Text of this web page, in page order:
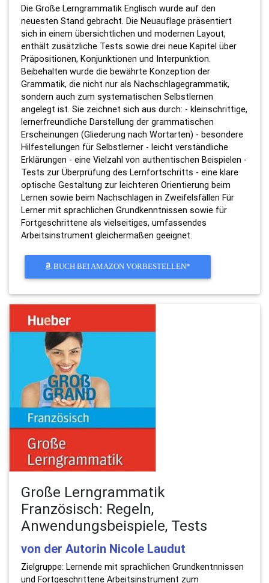
Die Große Lerngrammatik Englisch wurde auf den
neuesten Stand gebracht. Die Neuauflage präsentiert
sich in einem übersichtlichen und modernen Layout,
enthält zusätzliche Tests sowie drei neue Kapitel über
Präpositionen, Konjunktionen und Interpunktion.
Beibehalten wurde die bewährte Konzeption der
Grammatik, die nicht nur als Nachschlagegrammatik,
sondern auch zum systematischen Selbstlernen
angelegt ist. Sie zeichnet sich aus durch: - kleinschrittige,
lernerfreundliche Darstellung der grammatischen
Erscheinungen (Gliederung nach Wortarten) - besondere
Hilfestellungen für Selbstlerner - leicht verständliche
Erklärungen - eine Vielzahl von authentischen Beispielen -
Tests zur Überprüfung des Lernfortschritts - eine klare
optische Gestaltung zur leichteren Orientierung beim
Lernen sowie beim Nachschlagen in Zweifelsfällen Für
Lerner mit sprachlichen Grundkenntnissen sowie für
Fortgeschrittene als vielseitiges, umfassendes
Arbeitsinstrument gleichermaßen geeignet.
BUCH BEI AMAZON VORBESTELLEN*
Große Lerngrammatik
Französisch: Regeln,
Anwendungsbeispiele, Tests
von der Autorin Nicole Laudut
Zielgruppe: Lernende mit sprachlichen Grundkentnnissen
und Fortgeschrittene Arbeitsinstrument zum